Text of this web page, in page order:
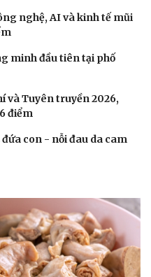
Hạt giống tâm hồn
nghệ, AI và kinh tế mũi
minh đầu tiên tại phố
và Tuyên truyền 2026,
điểm
con - nỗi đau da cam